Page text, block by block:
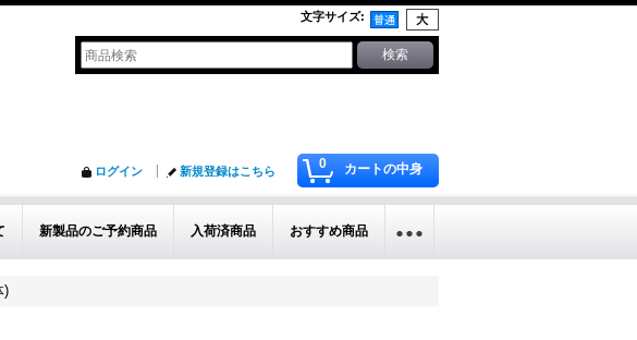
文字サイズ:
0 カートの中身
ログイン 新規登録はこちら
新製品のご予約商品 入荷済商品 おすすめ商品
)